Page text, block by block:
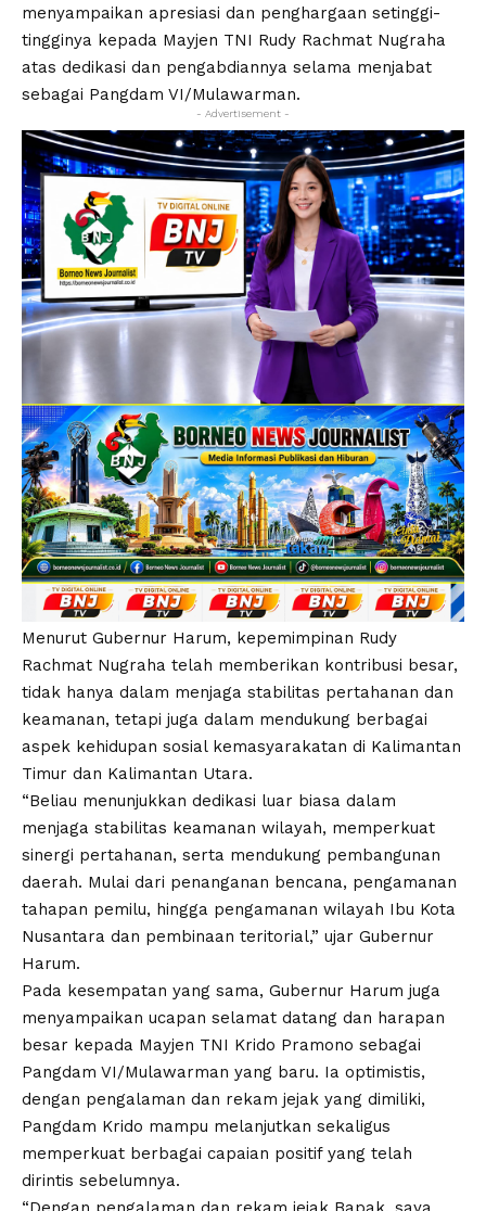
menyampaikan apresiasi dan penghargaan setinggi-
tingginya kepada Mayjen TNI Rudy Rachmat Nugraha
atas dedikasi dan pengabdiannya selama menjabat
sebagai Pangdam VI/Mulawarman.
- Advertisement -
Menurut Gubernur Harum, kepemimpinan Rudy
Rachmat Nugraha telah memberikan kontribusi besar,
tidak hanya dalam menjaga stabilitas pertahanan dan
keamanan, tetapi juga dalam mendukung berbagai
aspek kehidupan sosial kemasyarakatan di Kalimantan
Timur dan Kalimantan Utara.
“Beliau menunjukkan dedikasi luar biasa dalam
menjaga stabilitas keamanan wilayah, memperkuat
sinergi pertahanan, serta mendukung pembangunan
daerah. Mulai dari penanganan bencana, pengamanan
tahapan pemilu, hingga pengamanan wilayah Ibu Kota
Nusantara dan pembinaan teritorial,” ujar Gubernur
Harum.
Pada kesempatan yang sama, Gubernur Harum juga
menyampaikan ucapan selamat datang dan harapan
besar kepada Mayjen TNI Krido Pramono sebagai
Pangdam VI/Mulawarman yang baru. Ia optimistis,
dengan pengalaman dan rekam jejak yang dimiliki,
Pangdam Krido mampu melanjutkan sekaligus
memperkuat berbagai capaian positif yang telah
dirintis sebelumnya.